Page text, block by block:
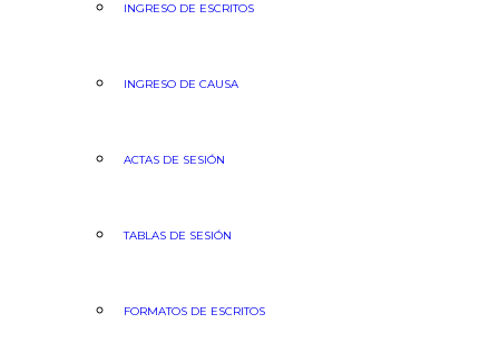
INGRESO DE ESCRITOS
INGRESO DE CAUSA
ACTAS DE SESIÓN
TABLAS DE SESIÓN
FORMATOS DE ESCRITOS